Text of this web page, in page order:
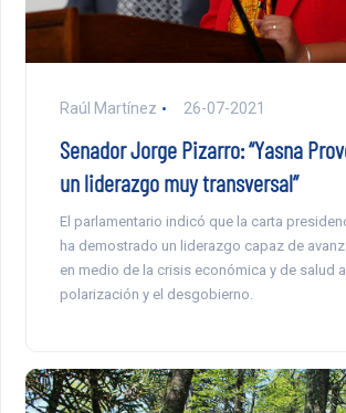
Raúl Martínez 26-07-2021
Senador Jorge Pizarro: “Yasna
un liderazgo muy transversal”
El parlamentario indicó que la carta
ha demostrado un liderazgo capaz de
en medio de la crisis económica y de salud
polarización y el desgobierno.